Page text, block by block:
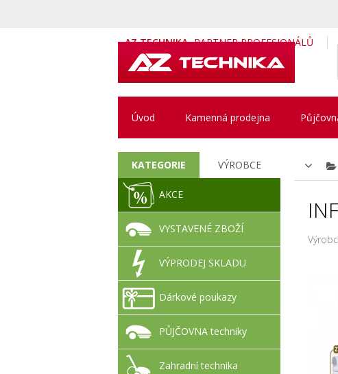
AZ TECHNIKA PARTNER PROFESIONÁLŮ
Úvod Kamenná prodejna
KATEGORIE VÝROBCE
AKCE
VYSTAVENÉ ZBOŽÍ
VÝPRODEJ SKLADU
Dárkové poukazy
PŮJČOVNA techniky
Zahradní technika